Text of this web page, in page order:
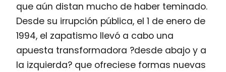
que aún distan mucho de haber teminado.
Desde su irrupción pública, el 1 de enero de
1994, el zapatismo llevó a cabo una
apuesta transformadora ?desde abajo y a
la izquierda? que ofreciese formas nuevas